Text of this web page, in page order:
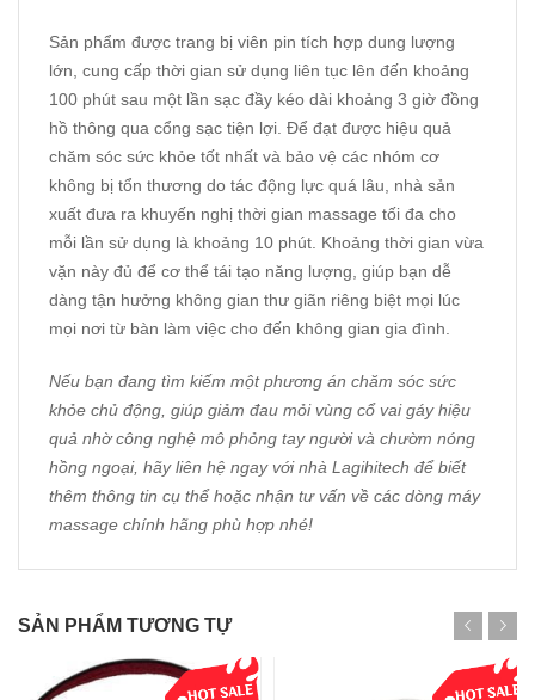
Sản phẩm được trang bị viên pin tích hợp dung lượng
lớn, cung cấp thời gian sử dụng liên tục lên đến khoảng
100 phút sau một lần sạc đầy kéo dài khoảng 3 giờ đồng
hồ thông qua cổng sạc tiện lợi. Để đạt được hiệu quả
chăm sóc sức khỏe tốt nhất và bảo vệ các nhóm cơ
không bị tổn thương do tác động lực quá lâu, nhà sản
xuất đưa ra khuyến nghị thời gian massage tối đa cho
mỗi lần sử dụng là khoảng 10 phút. Khoảng thời gian vừa
vặn này đủ để cơ thể tái tạo năng lượng, giúp bạn dễ
dàng tận hưởng không gian thư giãn riêng biệt mọi lúc
mọi nơi từ bàn làm việc cho đến không gian gia đình.
Nếu bạn đang tìm kiếm một phương án chăm sóc sức
khỏe chủ động, giúp giảm đau mỏi vùng cổ vai gáy hiệu
quả nhờ công nghệ mô phỏng tay người và chườm nóng
hồng ngoại, hãy liên hệ ngay với nhà Lagihitech để biết
thêm thông tin cụ thể hoặc nhận tư vấn về các dòng máy
massage chính hãng phù hợp nhé!
SẢN PHẨM TƯƠNG TỰ